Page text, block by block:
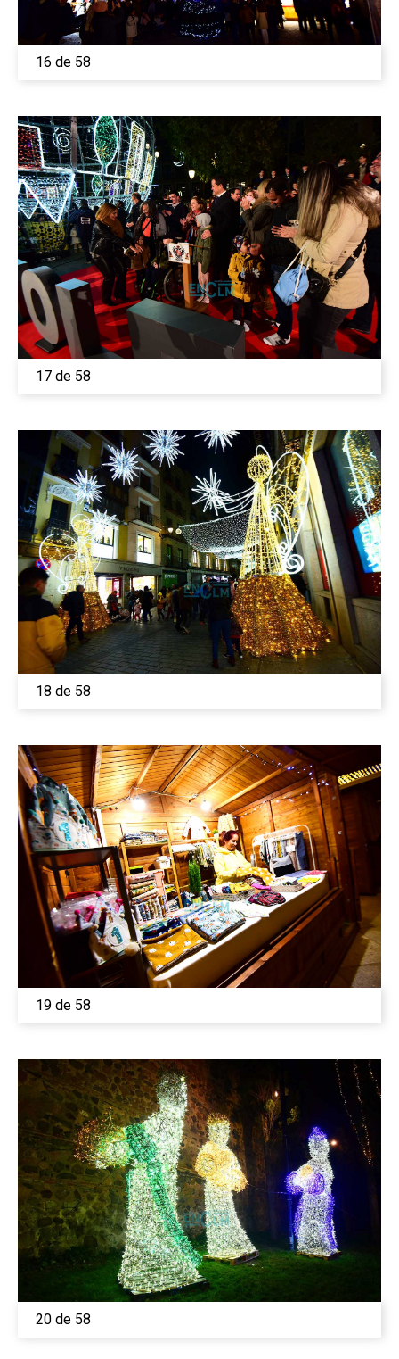
16 de 58
17 de 58
18 de 58
19 de 58
20 de 58
Medio Ambiente
Planeta Rural
Política
Galerías